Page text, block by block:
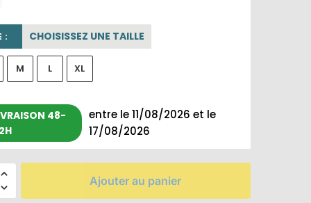
: CHOISISSEZ UNE TAILLE
M L XL
48-
entre le 11/08/2026 et le
17/08/2026
Ajouter au panier